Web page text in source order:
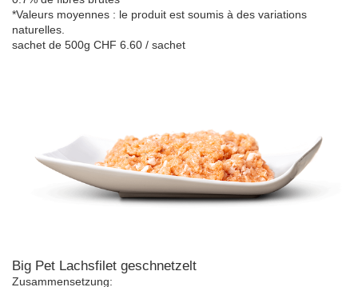
*Valeurs moyennes : le produit est soumis à des variations
naturelles.
sachet de 500g CHF 6.60 / sachet
Big Pet Lachsfilet geschnetzelt
Zusammensetzung: